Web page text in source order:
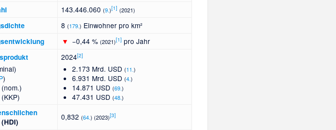
143.446.060(9.)[1] (2021)
8(179.) Einwohner pro km²
▼ −0,44 %(2021)[1] pro Jahr
)
2024[2]
2.173 Mrd. USD (11.)
6.931 Mrd. USD (4.)
14.871 USD (69.)
47.431 USD (48.)
(HDI)
0,832(64.) (2023)[3]